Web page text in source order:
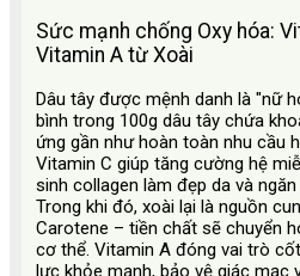
Sức mạnh chống Oxy hóa:
Vitamin A từ Xoài
Dâu tây được mệnh danh là "nữ
bình trong 100g dâu tây chứa
ứng gần như hoàn toàn nhu cầu
Vitamin C giúp tăng cường hệ
sinh collagen làm đẹp da và
Trong khi đó, xoài lại là nguồn
Carotene – tiền chất sẽ chuyển
cơ thể. Vitamin A đóng vai trò
lực khỏe mạnh, bảo vệ giác mạc